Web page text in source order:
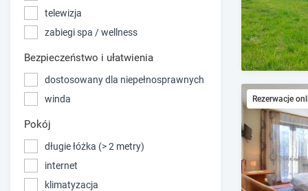
telewizja
zabiegi spa / wellness
Bezpieczeństwo i ułatwienia
dostosowany dla niepełnosprawnych
winda
Pokój
długie łóżka (> 2 metry)
internet
klimatyzacja
Rezerwacje